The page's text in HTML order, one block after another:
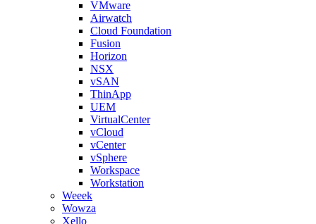
VMware
Airwatch
Cloud Foundation
Fusion
Horizon
NSX
vSAN
ThinApp
UEM
VirtualCenter
vCloud
vCenter
vSphere
Workspace
Workstation
Weeek
Wowza
Xello